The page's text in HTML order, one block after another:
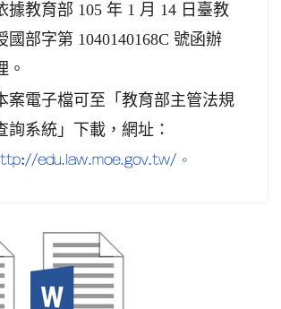
據教育部 105 年 1 月 14 日臺教
國部字第 1040140168C 號函辦
。
案電子檔可至「教育部主管法規
詢系統」下載，網址：
edu.law.moe.gov.tw/。